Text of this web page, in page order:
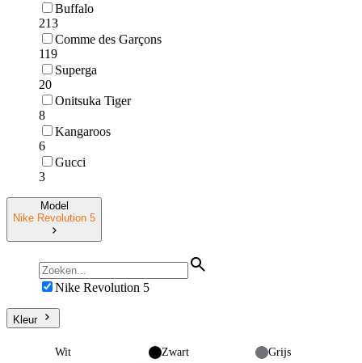
Buffalo
213
Comme des Garçons
119
Superga
20
Onitsuka Tiger
8
Kangaroos
6
Gucci
3
Model
Nike Revolution 5
Nike Revolution 5
Kleur
Wit Zwart Grijs